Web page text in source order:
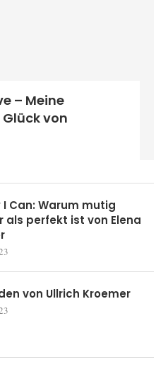
– Meine
von
I Can: Warum mutig
als perfekt ist von Elena
von Ullrich Kroemer